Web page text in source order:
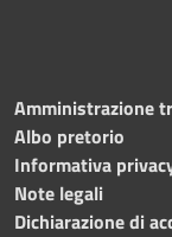
Amministrazione
Albo pretorio
Informativa
Note legali
Dichiarazione di